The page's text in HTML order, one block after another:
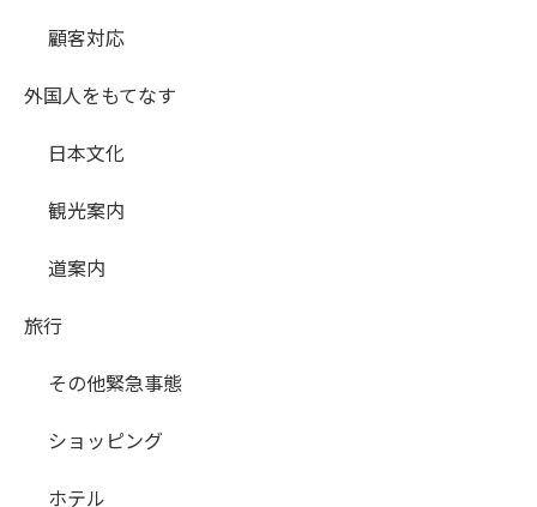
顧客対応
外国人をもてなす
日本文化
観光案内
道案内
旅行
その他緊急事態
ショッピング
ホテル